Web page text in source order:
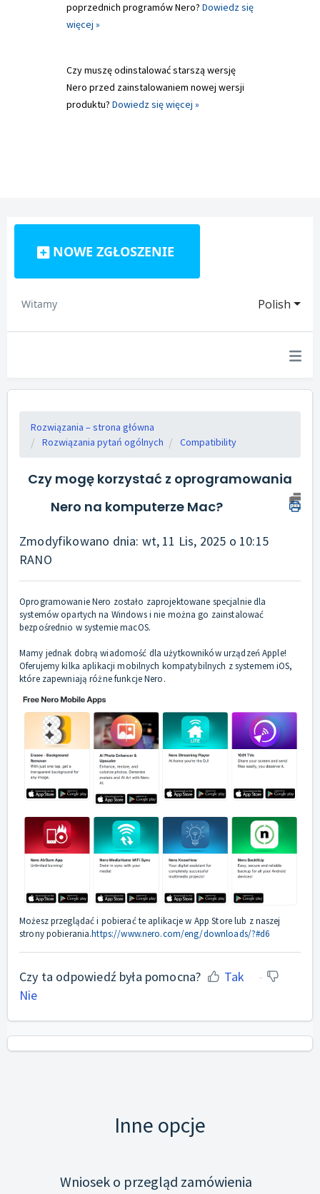
poprzednich programów Nero? Dowiedz się
więcej »
Czy muszę odinstalować starszą wersję
Nero przed zainstalowaniem nowej wersji
produktu? Dowiedz się więcej »
NOWE ZGŁOSZENIE
Polish
Witamy
Rozwiązania – strona główna
Rozwiązania pytań ogólnych
Compatibility
Czy mogę korzystać z oprogramowania
Nero na komputerze Mac?
Zmodyfikowano dnia: wt, 11 Lis, 2025 o 10:15
RANO
Oprogramowanie Nero zostało zaprojektowane specjalnie dla
systemów opartych na Windows i nie można go zainstalować
bezpośrednio w systemie macOS.
Mamy jednak dobrą wiadomość dla użytkowników urządzeń Apple!
Oferujemy kilka aplikacji mobilnych kompatybilnych z systemem iOS,
które zapewniają różne funkcje Nero.
Możesz przeglądać i pobierać te aplikacje w App Store lub z naszej
strony pobierania.https://www.nero.com/eng/downloads/?#d6
Czy ta odpowiedź była pomocna?
Tak
Nie
Inne opcje
Wniosek o przegląd zamówienia